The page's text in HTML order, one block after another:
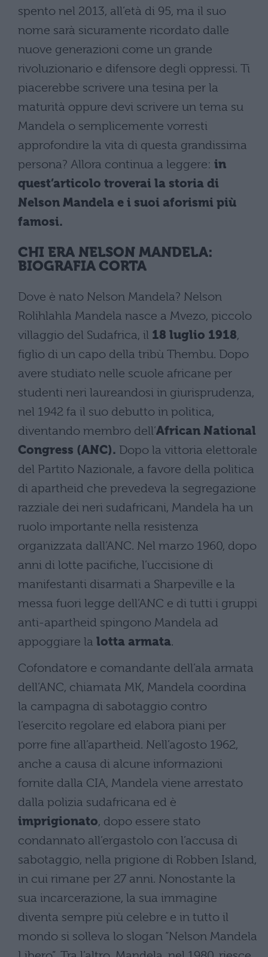
spento nel 2013, all’età di 95, ma il suo
nome sarà sicuramente ricordato dalle
nuove generazioni come un grande
rivoluzionario e difensore degli oppressi. Ti
piacerebbe scrivere una tesina per la
maturità oppure devi scrivere un tema su
Mandela o semplicemente vorresti
approfondire la vita di questa grandissima
persona? Allora continua a leggere: in
quest’articolo troverai la storia di
Nelson Mandela e i suoi aforismi più
famosi.
CHI ERA NELSON MANDELA:
BIOGRAFIA CORTA
Dove è nato Nelson Mandela? Nelson
Rolihlahla Mandela nasce a Mvezo, piccolo
villaggio del Sudafrica, il 18 luglio 1918,
figlio di un capo della tribù Thembu. Dopo
avere studiato nelle scuole africane per
studenti neri laureandosi in giurisprudenza,
nel 1942 fa il suo debutto in politica,
diventando membro dell’African National
Congress (ANC). Dopo la vittoria elettorale
del Partito Nazionale, a favore della politica
di apartheid che prevedeva la segregazione
razziale dei neri sudafricani, Mandela ha un
ruolo importante nella resistenza
organizzata dall’ANC. Nel marzo 1960, dopo
anni di lotte pacifiche, l’uccisione di
manifestanti disarmati a Sharpeville e la
messa fuori legge dell’ANC e di tutti i gruppi
anti-apartheid spingono Mandela ad
appoggiare la lotta armata.
Cofondatore e comandante dell’ala armata
dell’ANC, chiamata MK, Mandela coordina
la campagna di sabotaggio contro
l’esercito regolare ed elabora piani per
porre fine all’apartheid. Nell’agosto 1962,
anche a causa di alcune informazioni
fornite dalla CIA, Mandela viene arrestato
dalla polizia sudafricana ed è
imprigionato, dopo essere stato
condannato all’ergastolo con l’accusa di
sabotaggio, nella prigione di Robben Island,
in cui rimane per 27 anni. Nonostante la
sua incarcerazione, la sua immagine
diventa sempre più celebre e in tutto il
mondo si solleva lo slogan “Nelson Mandela